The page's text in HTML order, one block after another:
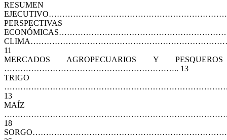
RESUMEN
PERSPECTIVAS
11
MERCADOS AGROPECUARIOS Y PESQUEROS
……………………………………………………….. 13
TRIGO
13
MAÍZ
18